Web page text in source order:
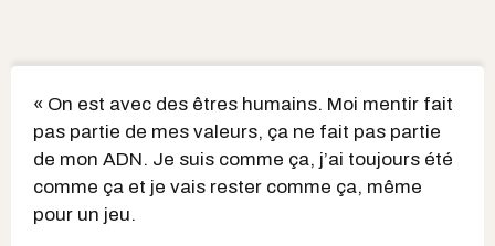
« On est avec des êtres humains. Moi mentir fait
pas partie de mes valeurs, ça ne fait pas partie
de mon ADN. Je suis comme ça, j’ai toujours été
comme ça et je vais rester comme ça, même
pour un jeu.